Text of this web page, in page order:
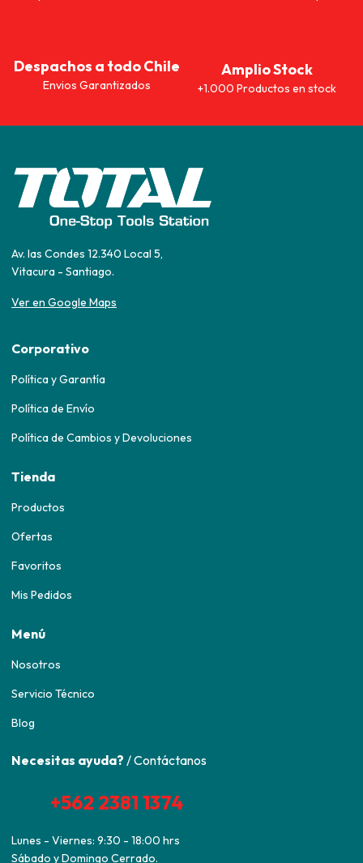
Despachos a todo Chile
Envios Garantizados
Amplio Stock
+1.000 Productos en stock
Av. las Condes 12.340 Local 5,
Vitacura - Santiago.
Ver en Google Maps
Corporativo
Política y Garantía
Política de Envío
Política de Cambios y Devoluciones
Tienda
Productos
Ofertas
Favoritos
Mis Pedidos
Menú
Nosotros
Servicio Técnico
Blog
Necesitas ayuda? / Contáctanos
+562 2381 1374
Lunes - Viernes: 9:30 - 18:00 hrs
Sábado y Domingo Cerrado.